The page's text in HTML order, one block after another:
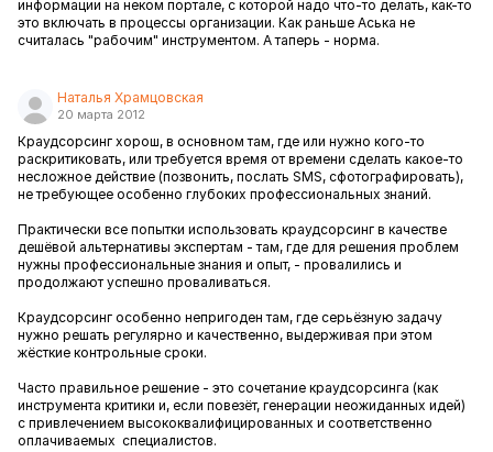
информации на неком портале, с которой надо что-то делать, как-то
это включать в процессы организации. Как раньше Аська не
считалась "рабочим" инструментом. А таперь - норма.
Наталья Храмцовская
20 марта 2012
Краудсорсинг хорош, в основном там, где или нужно кого-то
раскритиковать, или требуется время от времени сделать какое-то
несложное действие (позвонить, послать SMS, сфотографировать),
не требующее особенно глубоких профессиональных знаний.
Практически все попытки использовать краудсорсинг в качестве
дешёвой альтернативы экспертам - там, где для решения проблем
нужны профессиональные знания и опыт, - провалились и
продолжают успешно проваливаться.
Краудсорсинг особенно непригоден там, где серьёзную задачу
нужно решать регулярно и качественно, выдерживая при этом
жёсткие контрольные сроки.
Часто правильное решение - это сочетание краудсорсинга (как
инструмента критики и, если повезёт, генерации неожиданных идей)
с привлечением высококвалифицированных и соответственно
оплачиваемых специалистов.